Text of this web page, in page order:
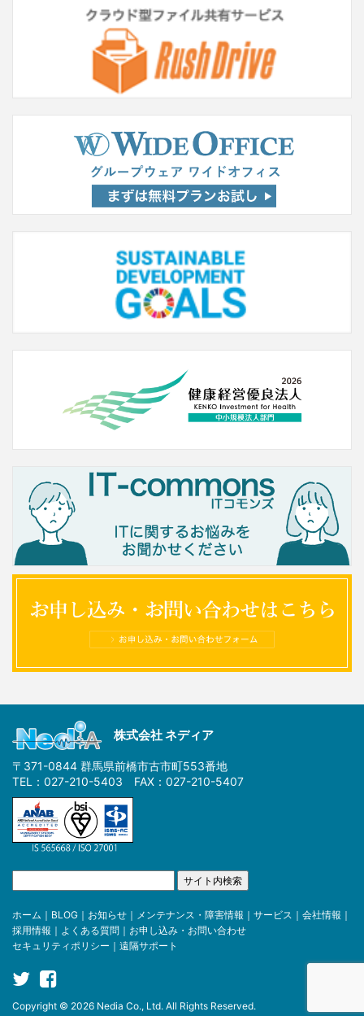
株式会社 ネディア
〒371-0844 群馬県前橋市古市町553番地
TEL：027-210-5403 FAX：027-210-5407
ホーム ｜ BLOG ｜ お知らせ ｜ メンテナンス・障害情報 ｜ サービス ｜ 会社情報 ｜
採用情報 ｜ よくある質問 ｜ お申し込み・お問い合わせ
セキュリティポリシー ｜ 遠隔サポート
Copyright © 2026 Nedia Co., Ltd. All Rights Reserved.